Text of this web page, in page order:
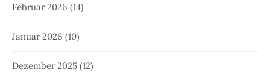
Februar 2026 (14)
Januar 2026 (10)
Dezember 2025 (12)